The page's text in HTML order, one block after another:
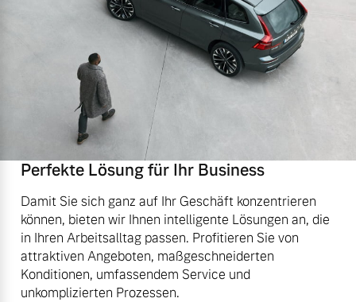
Perfekte Lösung für Ihr Business
Damit Sie sich ganz auf Ihr Geschäft konzentrieren
können, bieten wir Ihnen intelligente Lösungen an, die
in Ihren Arbeitsalltag passen. Profitieren Sie von
attraktiven Angeboten, maßgeschneiderten
Konditionen, umfassendem Service und
unkomplizierten Prozessen.